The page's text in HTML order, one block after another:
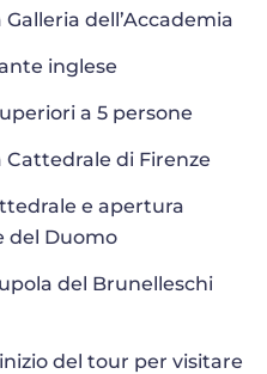
dell’Accademia
inglese
a 5 persone
di Firenze
e apertura
del Duomo
del Brunelleschi
del tour per visitare